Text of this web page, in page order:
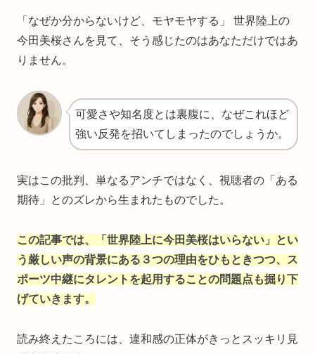
「なぜか分からないけど、モヤモヤする」 世界陸上の
今田美桜さんを見て、そう感じたのはあなただけではあ
りません。
可愛さや知名度とは裏腹に、なぜこれほど
強い反発を招いてしまったのでしょうか。
実はこの批判、単なるアンチではなく、視聴者の「ある
期待」とのズレから生まれたものでした。
この記事では、「世界陸上に今田美桜はいらない」とい
う厳しい声の背景にある３つの理由をひもときつつ、ス
ポーツ中継にタレントを起用することの問題点も掘り下
げていきます。
読み終えたころには、違和感の正体がきっとスッキリ見